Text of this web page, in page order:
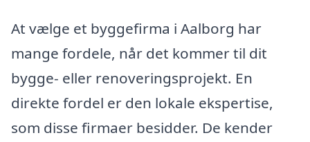
At vælge et byggefirma i Aalborg har
mange fordele, når det kommer til dit
bygge- eller renoveringsprojekt. En
direkte fordel er den lokale ekspertise,
som disse firmaer besidder. De kender